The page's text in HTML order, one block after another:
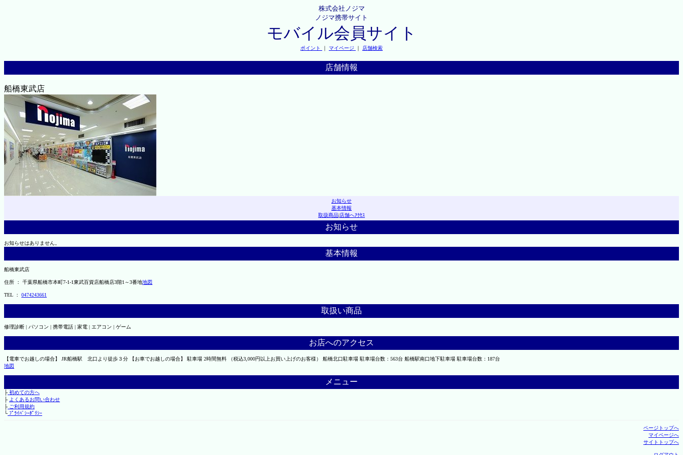
株式会社ノジマ
ノジマ携帯サイト
モバイル会員サイト
ポイント ｜ マイページ ｜ 店舗検索
店舗情報
船橋東武店
お知らせ
基本情報
取扱商品|店舗へｱｸｾｽ
お知らせ
お知らせはありません。
基本情報
船橋東武店
住所 ： 千葉県船橋市本町7-1-1東武百貨店船橋店3階1～3番地地図
TEL ： 0474243661
取扱い商品
修理診断 | パソコン | 携帯電話 | 家電 | エアコン | ゲーム
お店へのアクセス
【電車でお越しの場合】 JR船橋駅 北口より徒歩３分 【お車でお越しの場合】 駐車場 2時間無料 （税込3,000円以上お買い上げのお客様） 船橋北口駐車場 駐車場台数：563台 船橋駅南口地下駐車場 駐車場台数：187台
地図
メニュー
├初めての方へ
├ よくあるお問い合わせ
├ご利用規約
└ﾌﾟﾗｲﾊﾞｼｰﾎﾟﾘｼｰ
ページトップへ
マイページへ
サイトトップへ